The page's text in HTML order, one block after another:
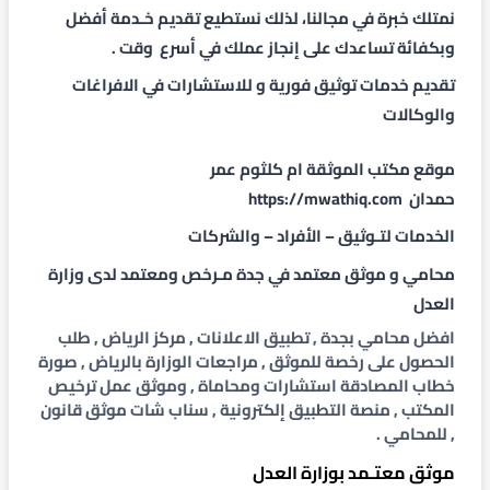
نمتلك خبرة في مجالنا، لذلك نستطيع تقديم خـدمة أفضل
وبكفائة تساعدك على إنجاز عملك في أسرع وقت .
تقديم خدمات توثيق فورية و للاستشارات في الافراغات
والوكالات
موقع مكتب الموثقة ام كلثوم عمر
حمدان https://mwathiq.com
الخدمات لتـوثيق – الأفراد – والشركات
محامي و موثق معتمد في جدة مـرخص ومعتمد لدىوزارة
العدل
افضل محامي بجدة , تطبيق الاعلانات , مركز الرياض , طلب
الحصول على رخصة للموثق , مراجعات الوزارة بالرياض , صورة
خطاب المصادقة استشارات ومحاماة , وموثق عمل ترخيص
المكتب , منصة التطبيق إلكترونية , سناب شات موثق قانون
, للمحامي .
موثق معتـمد بوزارة العدل